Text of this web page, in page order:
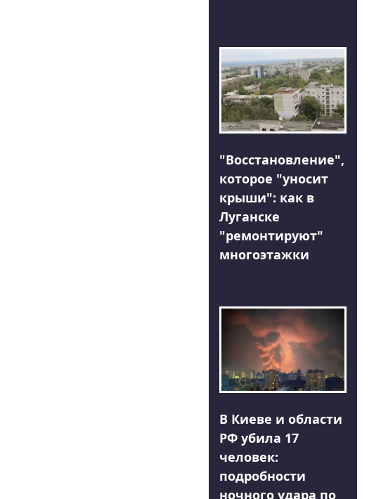
"Восстановление",
которое "уносит
крыши": как в
Луганске
"ремонтируют"
многоэтажки
В Киеве и области
РФ убила 17
человек:
подробности
ночного удара по